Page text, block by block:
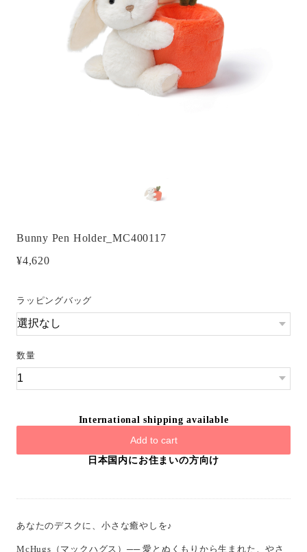
Bunny Pen Holder_MC400117
¥4,620
ラッピングバッグ
数量
International shipping available
Add to cart
日本国内にお住まいの方向け
あなたのデスクに、小さな癒やしを♪
McHugs（マックハグス）── 愛とぬくもりから生まれた、やさ